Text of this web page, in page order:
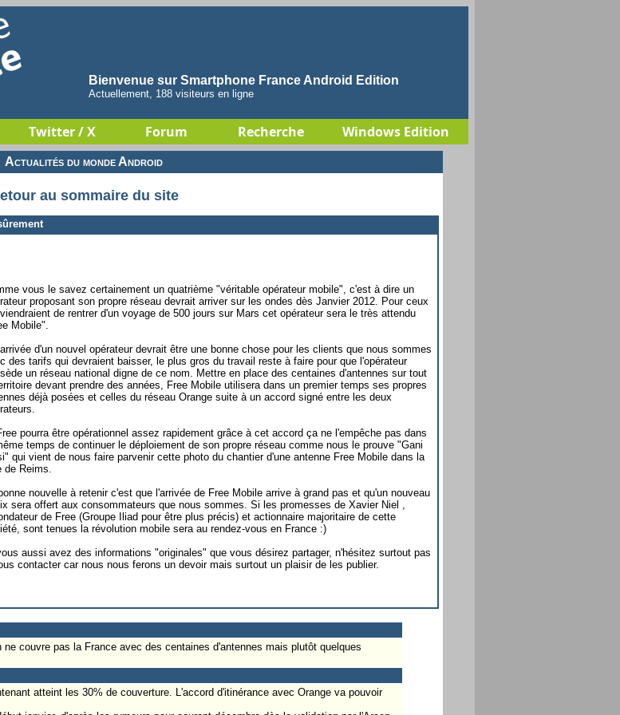
Bienvenue sur Smartphone France Android Edition
Actuellement, 188 visiteurs en ligne
Twitter / X Forum Recherche Windows Edition
Actualités du monde Android
au sommaire du site
vous le savez certainement un quatrième "véritable opérateur mobile", c'est à dire un
proposant son propre réseau devrait arriver sur les ondes dès Janvier 2012. Pour ceux
de rentrer d'un voyage de 500 jours sur Mars cet opérateur sera le très attendu
Mobile".
d'un nouvel opérateur devrait être une bonne chose pour les clients que nous sommes
des tarifs qui devraient baisser, le plus gros du travail reste à faire pour que l'opérateur
un réseau national digne de ce nom. Mettre en place des centaines d'antennes sur tout
devant prendre des années, Free Mobile utilisera dans un premier temps ses propres
déjà posées et celles du réseau Orange suite à un accord signé entre les deux
pourra être opérationnel assez rapidement grâce à cet accord ça ne l'empêche pas dans
temps de continuer le déploiement de son propre réseau comme nous le prouve "Gani
qui vient de nous faire parvenir cette photo du chantier d'une antenne Free Mobile dans la
de Reims.
nouvelle à retenir c'est que l'arrivée de Free Mobile arrive à grand pas et qu'un nouveau
sera offert aux consommateurs que nous sommes. Si les promesses de Xavier Niel ,
de Free (Groupe Iliad pour être plus précis) et actionnaire majoritaire de cette
sont tenues la révolution mobile sera au rendez-vous en France :)
aussi avez des informations "originales" que vous désirez partager, n'hésitez surtout pas
contacter car nous nous ferons un devoir mais surtout un plaisir de les publier.
couvre pas la France avec des centaines d'antennes mais plutôt quelques
atteint les 30% de couverture. L'accord d'itinérance avec Orange va pouvoir